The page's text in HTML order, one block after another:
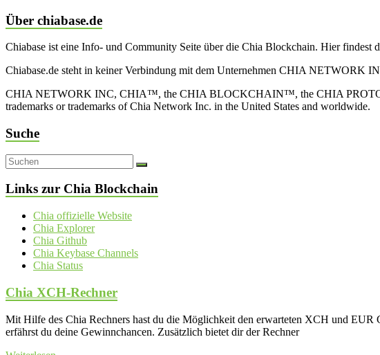
Über chiabase.de
Chiabase ist eine Info- und Community Seite über die Chia Blockchain. Hier
Chiabase.de steht in keiner Verbindung mit dem Unternehmen CHIA NETWORK
CHIA NETWORK INC, CHIA™, the CHIA BLOCKCHAIN™, the CHIA
trademarks or trademarks of Chia Network Inc. in the United States and worldwide.
Suche
Links zur Chia Blockchain
Chia offizielle Website
Chia Explorer
Chia Github
Chia Keybase Channels
Chia Status
Chia XCH-Rechner
Mit Hilfe des Chia Rechners hast du die Möglichkeit den erwarteten XCH und EUR
erfährst du deine Gewinnchancen. Zusätzlich bietet dir der Rechner